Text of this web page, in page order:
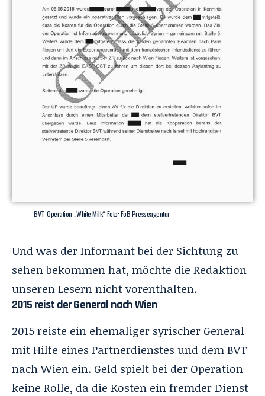
BVT-Operation „White Milk“ Foto: FoB Presseagentur
Und was der Informant bei der Sichtung zu
sehen bekommen hat, möchte die Redaktion
unseren Lesern nicht vorenthalten.
2015 reist der General nach Wien
2015 reiste ein ehemaliger syrischer General
mit Hilfe eines Partnerdienstes und dem BVT
nach Wien ein. Geld spielt bei der Operation
keine Rolle, da die Kosten ein fremder Dienst